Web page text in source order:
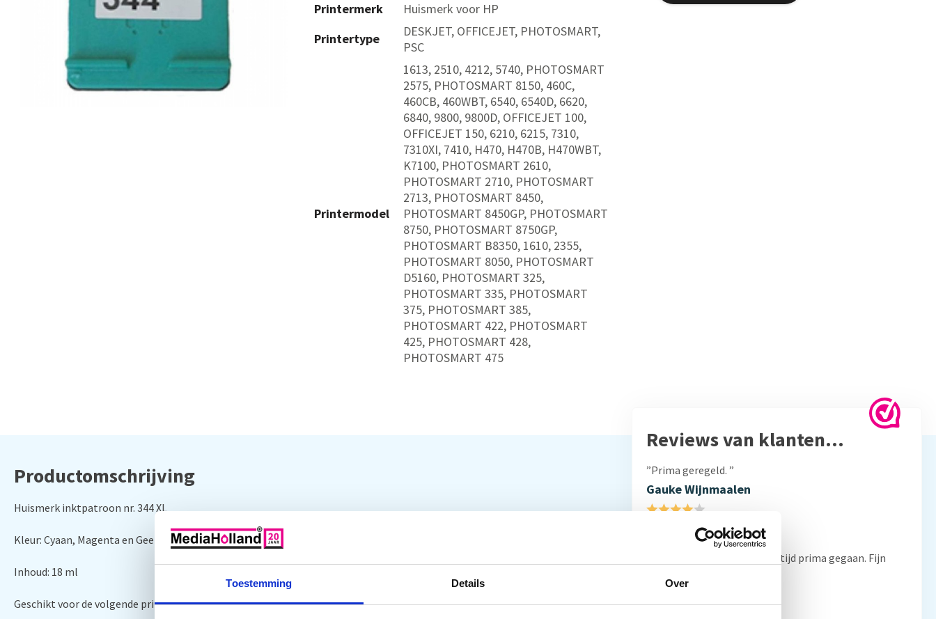
Toestemming Details Over
Printermerk
Huismerk voor HP
Printertype
DESKJET, OFFICEJET, PHOTOSMART,
PSC
Printermodel
1613, 2510, 4212, 5740, PHOTOSMART
2575, PHOTOSMART 8150, 460C,
460CB, 460WBT, 6540, 6540D, 6620,
6840, 9800, 9800D, OFFICEJET 100,
OFFICEJET 150, 6210, 6215, 7310,
7310XI, 7410, H470, H470B, H470WBT,
K7100, PHOTOSMART 2610,
PHOTOSMART 2710, PHOTOSMART
2713, PHOTOSMART 8450,
PHOTOSMART 8450GP, PHOTOSMART
8750, PHOTOSMART 8750GP,
PHOTOSMART B8350, 1610, 2355,
PHOTOSMART 8050, PHOTOSMART
D5160, PHOTOSMART 325,
PHOTOSMART 335, PHOTOSMART
375, PHOTOSMART 385,
PHOTOSMART 422, PHOTOSMART
425, PHOTOSMART 428,
PHOTOSMART 475
Productomschrijving
Huismerk inktpatroon nr. 344 XL
Kleur: Cyaan, Magenta en Geel
Inhoud: 18 ml
Geschikt voor de volgende printers:
Reviews van klanten…
”Prima geregeld. ”
Gauke Wijnmaalen
”Al vaker bij jullie besteld. Altijd prima gegaan. Fijn
bedrijf”